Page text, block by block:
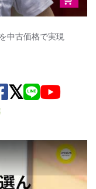
中古価格で実現